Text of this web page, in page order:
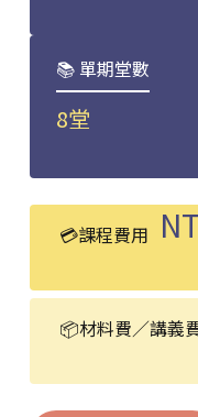
📚 單期堂數
8堂
💳課程費用
📦材料費／講義